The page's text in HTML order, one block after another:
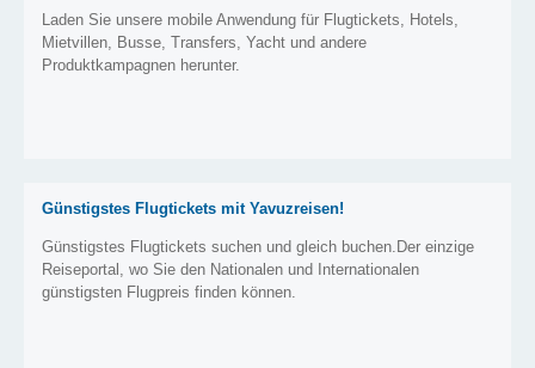
Laden Sie unsere mobile Anwendung für Flugtickets, Hotels,
Mietvillen, Busse, Transfers, Yacht und andere
Produktkampagnen herunter.
Günstigstes Flugtickets mit Yavuzreisen!
Günstigstes Flugtickets suchen und gleich buchen.Der einzige
Reiseportal, wo Sie den Nationalen und Internationalen
günstigsten Flugpreis finden können.